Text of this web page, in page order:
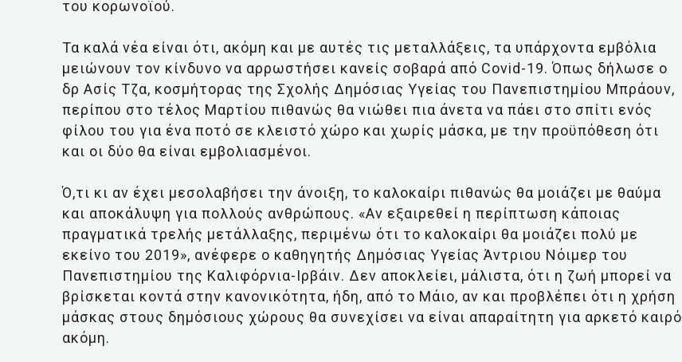
του κορωνοϊού.
Τα καλά νέα είναι ότι, ακόμη και με αυτές τις μεταλλάξεις, τα υπάρχοντα εμβόλια
μειώνουν τον κίνδυνο να αρρωστήσει κανείς σοβαρά από Covid-19. Όπως δήλωσε ο
δρ Ασίς Τζα, κοσμήτορας της Σχολής Δημόσιας Υγείας του Πανεπιστημίου Μπράουν,
περίπου στο τέλος Μαρτίου πιθανώς θα νιώθει πια άνετα να πάει στο σπίτι ενός
φίλου του για ένα ποτό σε κλειστό χώρο και χωρίς μάσκα, με την προϋπόθεση ότι
και οι δύο θα είναι εμβολιασμένοι.
Ό,τι κι αν έχει μεσολαβήσει την άνοιξη, το καλοκαίρι πιθανώς θα μοιάζει με θαύμα
και αποκάλυψη για πολλούς ανθρώπους. «Αν εξαιρεθεί η περίπτωση κάποιας
πραγματικά τρελής μετάλλαξης, περιμένω ότι το καλοκαίρι θα μοιάζει πολύ με
εκείνο του 2019», ανέφερε ο καθηγητής Δημόσιας Υγείας Άντριου Νόιμερ του
Πανεπιστημίου της Καλιφόρνια-Ιρβάιν. Δεν αποκλείει, μάλιστα, ότι η ζωή μπορεί να
βρίσκεται κοντά στην κανονικότητα, ήδη, από το Μάιο, αν και προβλέπει ότι η χρήση
μάσκας στους δημόσιους χώρους θα συνεχίσει να είναι απαραίτητη για αρκετό καιρό
ακόμη.